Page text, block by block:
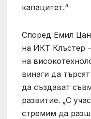
капацитет.“
Според Емил
на ИКТ Клъстер
на
винаги да
да създават
развитие. „С
стремим да